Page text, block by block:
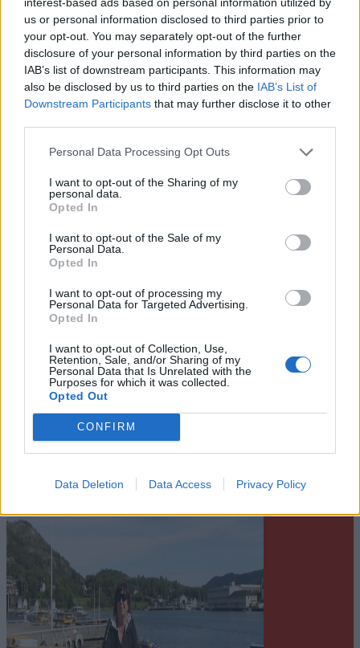
us or personal information disclosed to third parties prior to
your opt-out. You may separately opt-out of the further
disclosure of your personal information by third parties on the
IAB’s list of downstream participants. This information may
also be disclosed by us to third parties on the IAB’s List of
Downstream Participants that may further disclose it to other
Personal Data Processing Opt Outs
I want to opt-out of the Sharing of my
personal data.
Opted In
I want to opt-out of the Sale of my
Personal Data.
Opted In
I want to opt-out of processing my
Personal Data for Targeted Advertising.
Opted In
I want to opt-out of Collection, Use,
Retention, Sale, and/or Sharing of my
Personal Data that Is Unrelated with the
Purposes for which it was collected.
Opted Out
CONFIRM
Data Deletion Data Access Privacy Policy
Sommerpraten
– Finner roen på hytta
Abonnement
Sommerpraten
– Jeg liker folk som har det kjekt og
skryter og er fornøyd
Abonnement